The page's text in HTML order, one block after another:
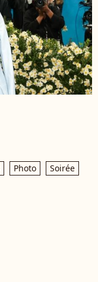
Photo
Soirée